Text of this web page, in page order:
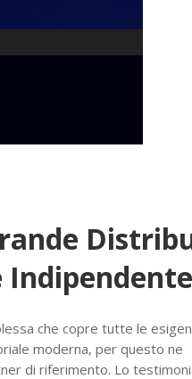
Indipendente
che copre tutte le
moderna, per questo ne
di riferimento. Lo